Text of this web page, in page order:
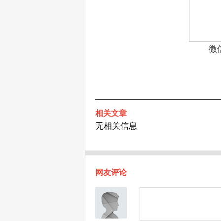
微
相关文章
无相关信息
网友评论